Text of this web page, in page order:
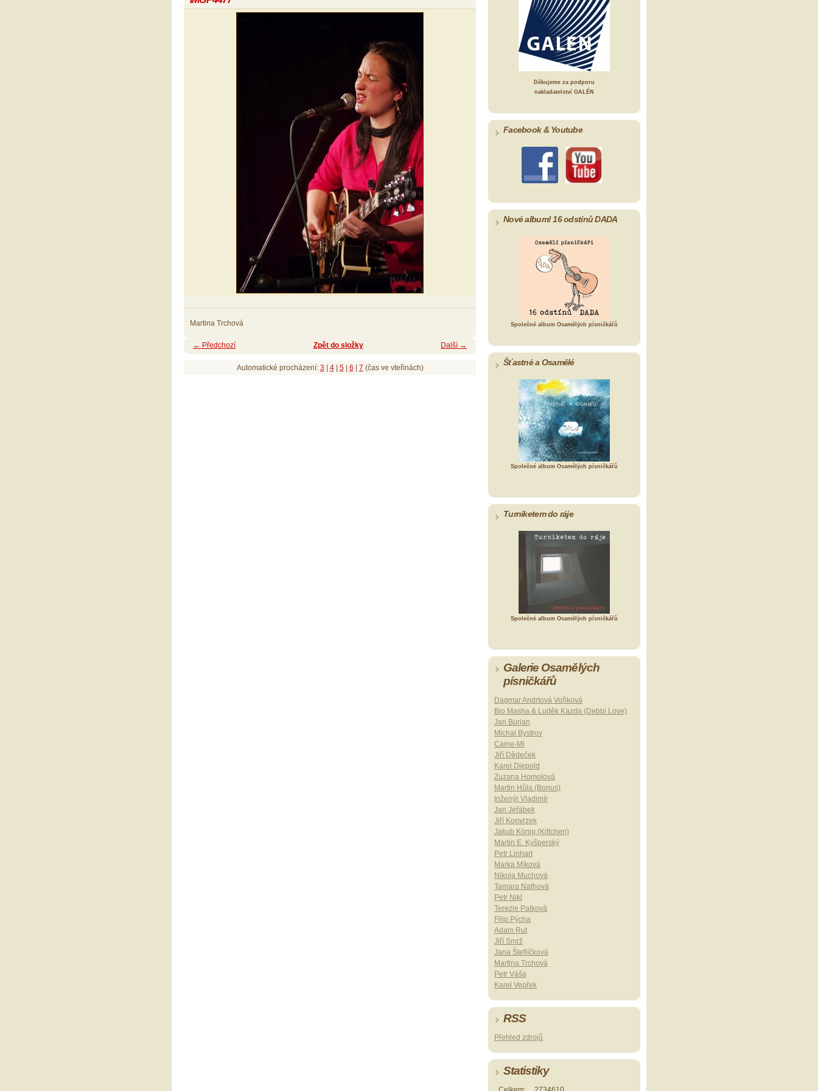
Martina Trchová
← Předchozí Další →
Zpět do složky
Automatické procházení: 3| 4| 5| 6 7 (čas ve vteřinách)
Děkujeme za podporu
nakladatelství GALÉN
Facebook & Youtube
Nové album! 16 odstínů DADA
Společné album Osamělých písničkářů
Šťastné a Osamělé
Společné album Osamělých písničkářů
Turniketem do ráje
Společné album Osamělých písničkářů
Galerie Osamělých
písničkářů
Dagmar Andrtová Voňková
Bio Masha & Luděk Kazda (Debbi Love)
Jan Burian
Michal Bystrov
Caine-Mi
Jiří Dědeček
Karel Diepold
Zuzana Homolová
Martin Hůla (Bonus)
Inženýr Vladimír
Jan Jeřábek
Jiří Konvrzek
Jakub König (Kittchen)
Martin E. Kyšperský
Petr Linhart
Marka Míková
Nikola Muchová
Tamara Nathová
Petr Nikl
Terezie Palková
Filip Pýcha
Adam Rut
Jiří Smrž
Jana Šteflíčková
Martina Trchová
Petr Váša
Karel Vepřek
RSS
Přehled zdrojů
Statistiky